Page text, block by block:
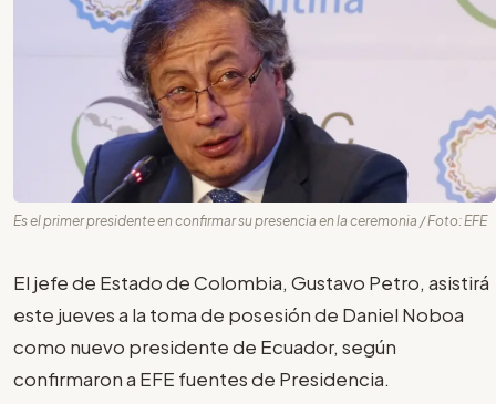
Es el primer presidente en confirmar su presencia en la ceremonia / Foto: EFE
El jefe de Estado de Colombia, Gustavo Petro, asistirá
este jueves a la toma de posesión de Daniel Noboa
como nuevo presidente de Ecuador, según
confirmaron a EFE fuentes de Presidencia.